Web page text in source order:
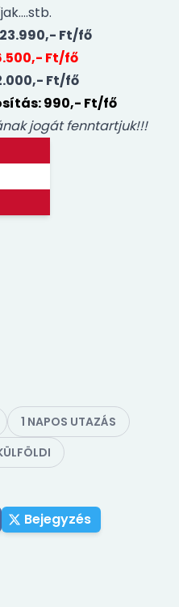
Ft/fő
Ft/fő
Ft/fő
990,- Ft/fő
jogát fenntartjuk!!!
1 NAPOS UTAZÁS
Bejegyzés